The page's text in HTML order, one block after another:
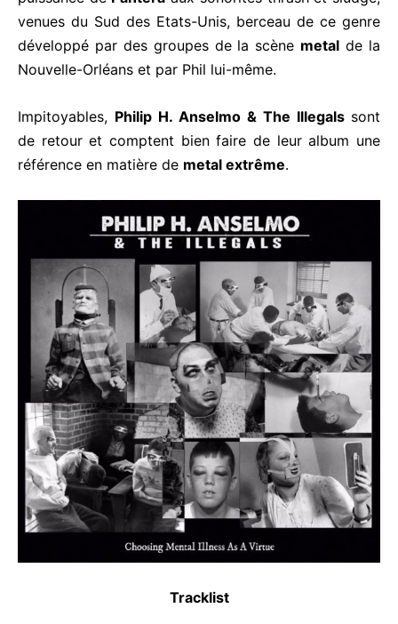
venues du Sud des Etats-Unis, berceau de ce genre
développé par des groupes de la scène metal de la
Nouvelle-Orléans et par Phil lui-même.
Impitoyables, Philip H. Anselmo & The Illegals sont
de retour et comptent bien faire de leur album une
référence en matière de metal extrême.
Tracklist